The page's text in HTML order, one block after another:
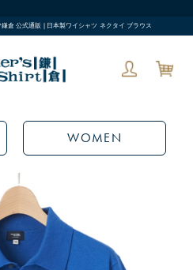
倉 公式通販 | 日本製ワイシャツ ネクタイ ブラウス
WOMEN